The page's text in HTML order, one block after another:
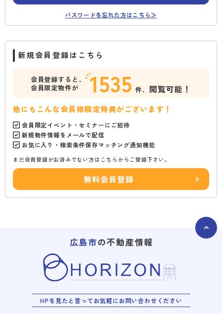
パスワードを忘れた方はこちら≫
新規会員登録はこちら
会員登録すると、
会員限定物件が
1535 件、 閲覧可能！
他にもこんな会員様限定特典がございます！
会員限定イベント・セミナーにご招待
新規物件情報をメールで配信
お気に入り・検索条件保存マッチング通知機能
まだ会員登録がお済みでない方はこちらからご登録下さい。
無料会員登録
広島市の不動産情報
HPを見たと言ってお気軽にお問い合わせください